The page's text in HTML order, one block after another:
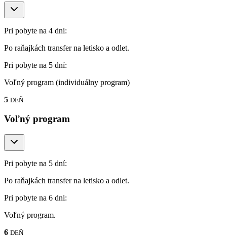
Pri pobyte na 4 dni:
Po raňajkách transfer na letisko a odlet.
Pri pobyte na 5 dní:
Voľný program (individuálny program)
5 DEŇ
Voľný program
Pri pobyte na 5 dní:
Po raňajkách transfer na letisko a odlet.
Pri pobyte na 6 dni:
Voľný program.
6 DEŇ